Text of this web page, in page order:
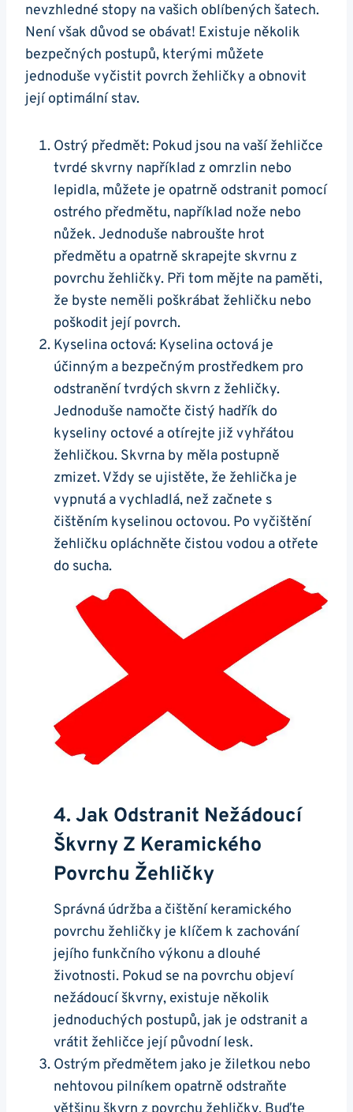
nevzhledné stopy‍ na vašich oblíbených⁤ šatech.
Není však důvod se obávat!‌ Existuje několik
bezpečných‍ postupů, kterými můžete
jednoduše⁢ vyčistit povrch žehličky a​ obnovit⁤
její optimální stav.
Ostrý předmět: Pokud jsou na vaší žehličce
tvrdé​ skvrny například z omrzlin nebo
lepidla, můžete je ‌opatrně ⁤odstranit ‌pomocí
ostrého předmětu, například nože nebo
nůžek.‌ Jednoduše⁣ nabroušte hrot
předmětu a opatrně skrapejte skvrnu‍ z
povrchu⁣ žehličky. ⁤Při tom mějte na paměti,
že byste neměli poškrábat ⁤žehličku nebo
poškodit její povrch.
Kyselina octová: ‌Kyselina octová je
účinným a bezpečným prostředkem pro
odstranění tvrdých ‌skvrn z žehličky.
Jednoduše​ namočte ⁣čistý hadřík do
kyseliny octové ⁤a otírejte ⁢již vyhřátou
žehličkou.⁢ Skvrna by měla ⁢postupně
zmizet. Vždy se ujistěte, že žehlička ‍je
vypnutá a vychladlá, než začnete s
čištěním kyselinou‍ octovou. Po vyčištění
žehličku opláchněte čistou vodou a otřete
do sucha.
4.‍ Jak Odstranit Nežádoucí
Škvrny​ Z Keramického
Povrchu Žehličky
Správná údržba a⁣ čištění keramického
⁢povrchu žehličky je⁤ klíčem k‌ zachování
jejího funkčního výkonu a dlouhé
životnosti. Pokud ⁤se na povrchu ⁤objeví
‍nežádoucí škvrny, existuje několik⁣
jednoduchých‍ postupů, ‍jak je odstranit a
vrátit ⁤žehličce její původní lesk.
Ostrým předmětem jako je žiletkou nebo
nehtovou pilníkem​ opatrně odstraňte